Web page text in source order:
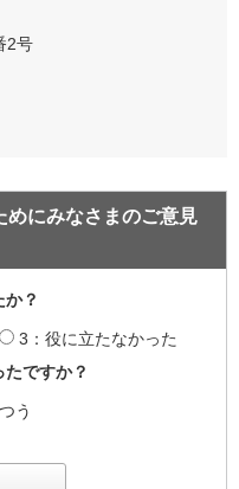
2号
めにみなさまのご意見
？
3：役に立たなかった
ですか？
う